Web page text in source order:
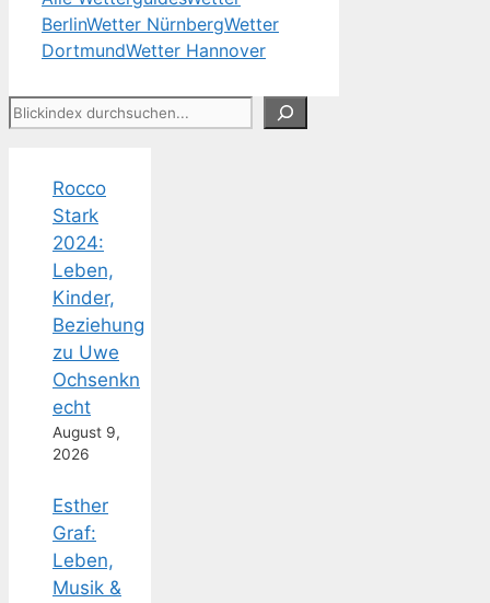
BerlinWetter NürnbergWetter
DortmundWetter Hannover
Suchen
Rocco
Stark
2024:
Leben,
Kinder,
Beziehung
zu Uwe
Ochsenkn
echt
August 9,
2026
Esther
Graf:
Leben,
Musik &